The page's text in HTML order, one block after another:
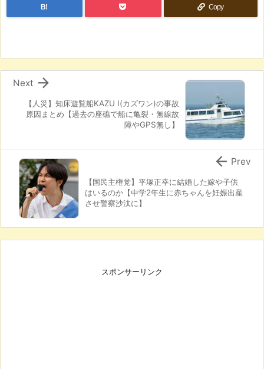
B! Copy
【人災】知床遊覧船KAZU Ⅰ(カズワン)の事故
原因まとめ【過去の座礁で船に亀裂・無線故
障やGPS無し】

Next
【国民主権党】平塚正幸に結婚した嫁や子供
はいるのか【中学2年生に赤ちゃんを妊娠出産
させ警察沙汰に】
 Prev
スポンサーリンク